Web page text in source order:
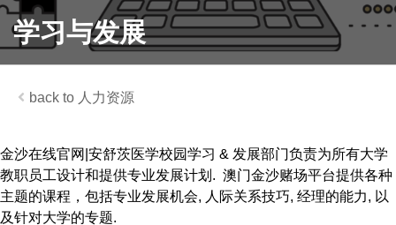
学习与发展
人力资源
金沙在线官网|安舒茨医学校园学习 & 发展部门负责为所有大学
教职员工设计和提供专业发展计划. 澳门金沙赌场平台提供各种
主题的课程，包括专业发展机会, 人际关系技巧, 经理的能力, 以
及针对大学的专题.